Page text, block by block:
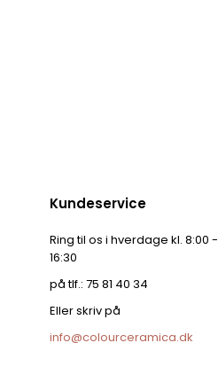
Kundeservice
Ring til os i hverdage kl. 8:00 -
16:30
på tlf.: 75 81 40 34
Eller skriv på
info@colourceramica.dk